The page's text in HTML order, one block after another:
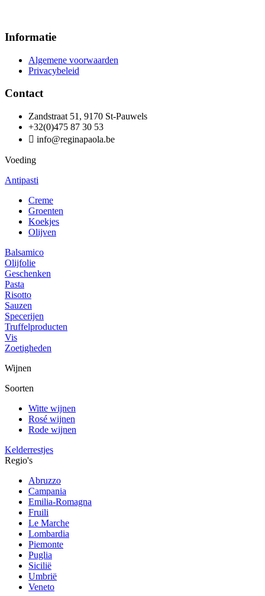
Informatie
Algemene voorwaarden
Privacybeleid
Contact
Zandstraat 51, 9170 St-Pauwels
+32(0)475 87 30 53
info@reginapaola.be
Voeding
Antipasti
Creme
Groenten
Koekjes
Olijven
Balsamico
Olijfolie
Geschenken
Pasta
Risotto
Sauzen
Specerijen
Truffelproducten
Vis
Zoetigheden
Wijnen
Soorten
Witte wijnen
Rosé wijnen
Rode wijnen
Kelderrestjes
Regio's
Abruzzo
Campania
Emilia-Romagna
Fruili
Le Marche
Lombardia
Piemonte
Puglia
Sicilië
Umbrië
Veneto